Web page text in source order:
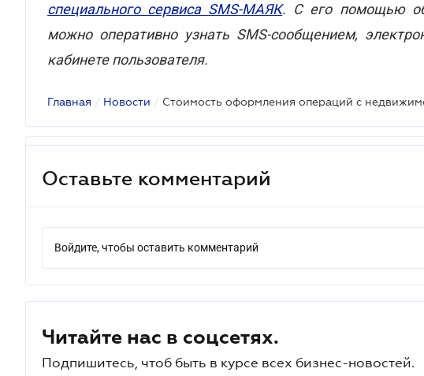
специального сервиса SMS-МАЯК. С его помощью
можно оперативно узнать SMS-сообщением,
кабинете пользователя.
Главная / Новости /
Оставьте комментарий
Войдите, чтобы оставить комментарий
Читайте нас в соцсетях.
Подпишитесь, чтоб быть в курсе всех бизнес-новостей.